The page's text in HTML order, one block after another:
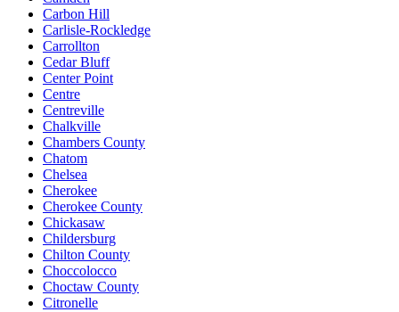
Carbon Hill
Carlisle-Rockledge
Carrollton
Cedar Bluff
Center Point
Centre
Centreville
Chalkville
Chambers County
Chatom
Chelsea
Cherokee
Cherokee County
Chickasaw
Childersburg
Chilton County
Choccolocco
Choctaw County
Citronelle